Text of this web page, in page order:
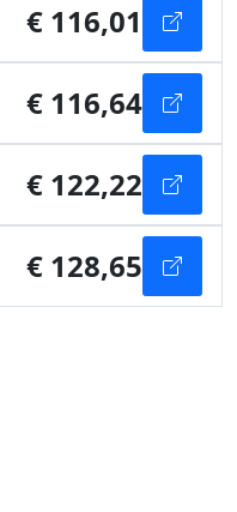
€ 116,01
€ 116,64
€ 122,22
€ 128,65